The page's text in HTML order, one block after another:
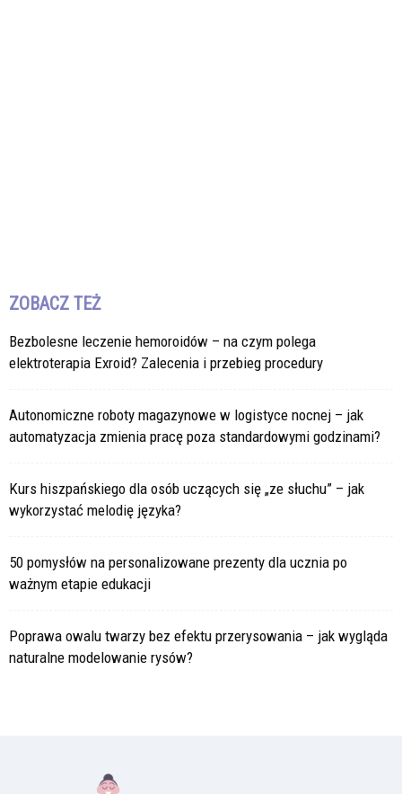
ZOBACZ TEŻ
Bezbolesne leczenie hemoroidów – na czym polega
elektroterapia Exroid? Zalecenia i przebieg procedury
Autonomiczne roboty magazynowe w logistyce nocnej – jak
automatyzacja zmienia pracę poza standardowymi godzinami?
Kurs hiszpańskiego dla osób uczących się „ze słuchu” – jak
wykorzystać melodię języka?
50 pomysłów na personalizowane prezenty dla ucznia po
ważnym etapie edukacji
Poprawa owalu twarzy bez efektu przerysowania – jak wygląda
naturalne modelowanie rysów?